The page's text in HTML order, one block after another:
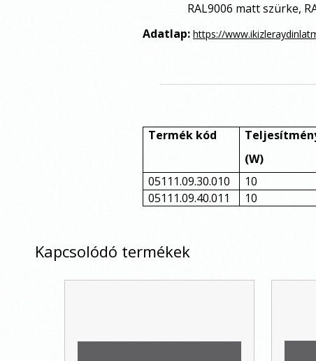
RAL9006 matt szürke,
Adatlap: https://
Termék kód
(W)
05111.09.30.010
10
05111.09.40.011
10
Kapcsolódó termékek